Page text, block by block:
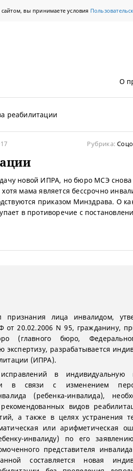
вы принимаете условия
О
реабилитации
Рубрика:
новой ИПРА, но бюро МСЭ снова
мама является бессрочно
приказом Минздрава. О
в противоречие с
лица инвалидом,
от 20.02.2006 N 95, гражданину,
(главного бюро,
разрабатывается
(ИПРА).
в индивидуальную
в связи с изменением
(ребенка-инвалида),
видов
а также в целях устранения
или арифметическая
инвалиду) по его
представителя
составляется новая